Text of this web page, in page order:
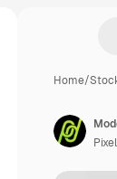
Home/